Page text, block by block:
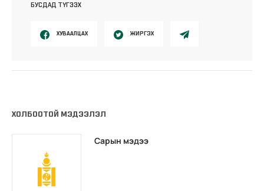
БУСДАД ТҮГЭЭХ
ХУВААЛЦАХ ЖИРГЭХ
ХОЛБООТОЙ МЭДЭЭЛЭЛ
Сарын мэдээ